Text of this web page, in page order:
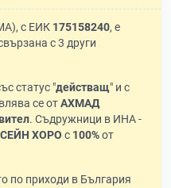
с ЕИК 175158240, е
с 3 други
статус "действащ" и с
се отАХМАД
. Съдружници в ИНА -
ХОРО с 100%от
по приходи в България